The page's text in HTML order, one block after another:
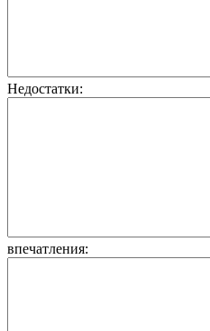
Недостатки:
впечатления: